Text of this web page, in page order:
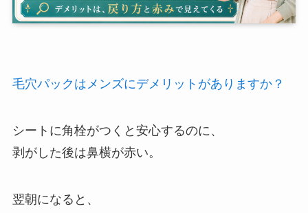
毛穴パックはメンズにデメリットがありますか？
シートに角栓がつくと安心するのに、
剥がした後は鼻横が赤い。
翌朝になると、